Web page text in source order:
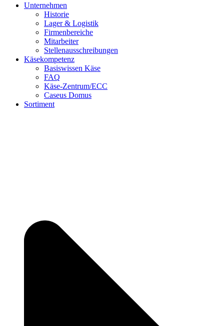
Unternehmen
Historie
Lager & Logistik
Firmenbereiche
Mitarbeiter
Stellenausschreibungen
Käsekompetenz
Basiswissen Käse
FAQ
Käse-Zentrum/ECC
Caseus Domus
Sortiment